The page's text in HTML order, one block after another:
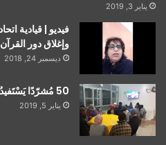
يناير 3, 2019
فيديو | قيادية
وإغلاق دور
ديسمبر 24, 2018
50 مُشرّدًا يَسْتَفيدُون من “عملية دفء” بخريبكة
يناير 5, 2019